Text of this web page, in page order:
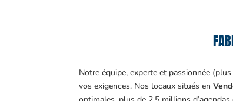
Notre équipe, experte et passionnée
vos exigences. Nos locaux situés en